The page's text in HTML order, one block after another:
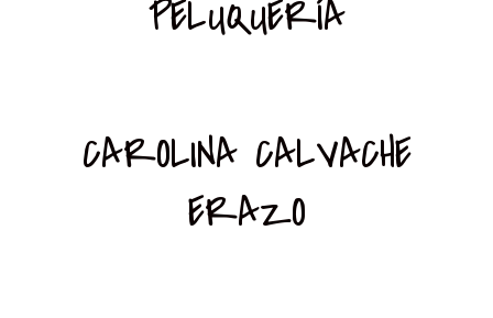
PELUQUERÍA
CAROLINA CALVACHE
ERAZO